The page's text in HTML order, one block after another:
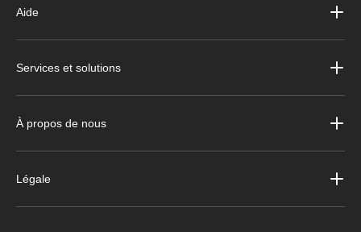
Aide
Services et solutions
À propos de nous
Légale